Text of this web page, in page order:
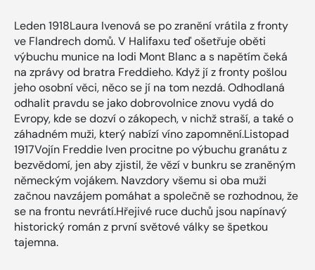
Leden 1918Laura Ivenová se po zranění vrátila z fronty
ve Flandrech domů. V Halifaxu teď ošetřuje oběti
výbuchu munice na lodi Mont Blanc a s napětím čeká
na zprávy od bratra Freddieho. Když jí z fronty pošlou
jeho osobní věci, něco se jí na tom nezdá. Odhodlaná
odhalit pravdu se jako dobrovolnice znovu vydá do
Evropy, kde se dozví o zákopech, v nichž straší, a také o
záhadném muži, který nabízí víno zapomnění.Listopad
1917Vojín Freddie Iven procitne po výbuchu granátu z
bezvědomí, jen aby zjistil, že vězí v bunkru se zraněným
německým vojákem. Navzdory všemu si oba muži
začnou navzájem pomáhat a společně se rozhodnou, že
se na frontu nevrátí.Hřejivé ruce duchů jsou napínavý
historický román z první světové války se špetkou
tajemna.